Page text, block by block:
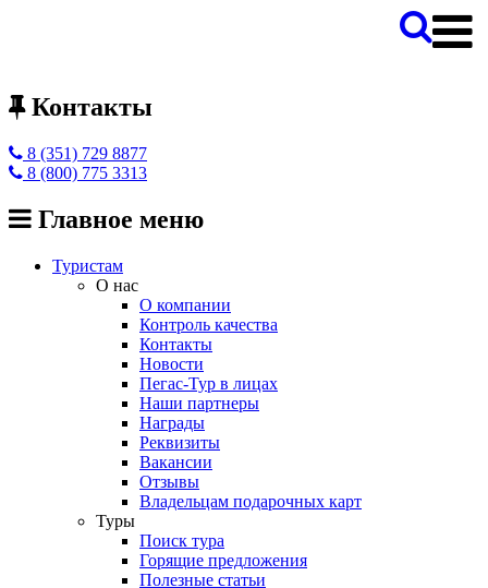
Контакты
8 (351) 729 8877
8 (800) 775 3313
Главное меню
Туристам
О нас
О компании
Контроль качества
Контакты
Новости
Пегас-Тур в лицах
Наши партнеры
Награды
Реквизиты
Вакансии
Отзывы
Владельцам подарочных карт
Туры
Поиск тура
Горящие предложения
Полезные статьи